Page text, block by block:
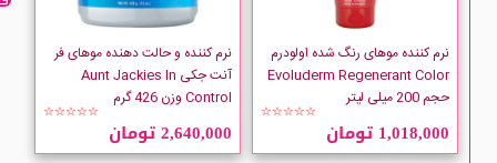
maral
Maui Moisture
My
نرم کننده موهای رنگ شده اولودرم
Evoluderm Regenerant Color
حجم 200 میلی لیتر
☆☆☆☆☆
1,018,000 تومان
نرم کننده و حالت دهنده موهای فر
آنت جکی Aunt Jackies In
Control وزن 426 گرم
☆☆☆☆☆
2,640,000 تومان